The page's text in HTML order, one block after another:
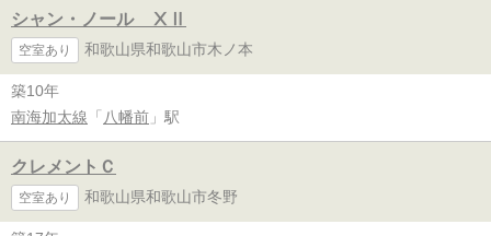
シャン・ノール ⅩⅡ
空室あり 和歌山県和歌山市木ノ本
築10年
南海加太線 「 八幡前 」駅
クレメントＣ
空室あり 和歌山県和歌山市冬野